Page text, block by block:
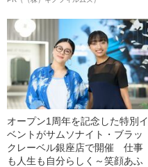
オープン1周年を記念した特別イ
ベントがサムソナイト・ブラッ
クレーベル銀座店で開催 仕事
も人生も自分らしく～笑顔あふ